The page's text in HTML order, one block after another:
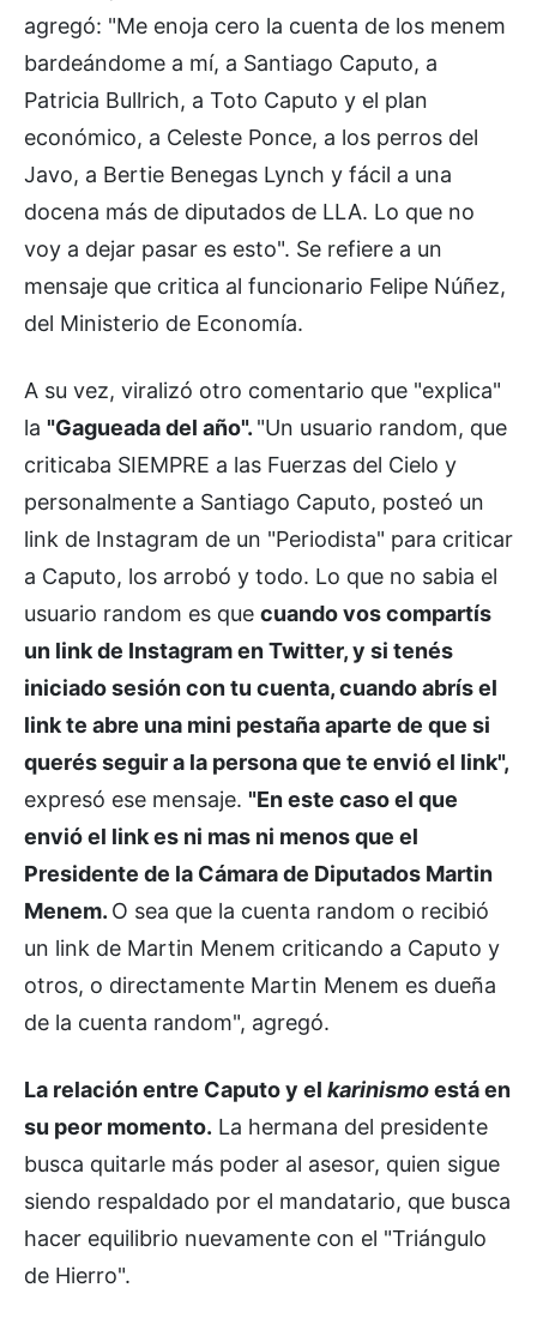
agregó: "Me enoja cero la cuenta de los menem
bardeándome a mí, a Santiago Caputo, a
Patricia Bullrich, a Toto Caputo y el plan
económico, a Celeste Ponce, a los perros del
Javo, a Bertie Benegas Lynch y fácil a una
docena más de diputados de LLA. Lo que no
voy a dejar pasar es esto". Se refiere a un
mensaje que critica al funcionario Felipe Núñez,
del Ministerio de Economía.
A su vez, viralizó otro comentario que "explica"
la "Gagueada del año". "Un usuario random, que
criticaba SIEMPRE a las Fuerzas del Cielo y
personalmente a Santiago Caputo, posteó un
link de Instagram de un "Periodista" para criticar
a Caputo, los arrobó y todo. Lo que no sabia el
usuario random es que cuando vos compartís
un link de Instagram en Twitter, y si tenés
iniciado sesión con tu cuenta, cuando abrís el
link te abre una mini pestaña aparte de que si
querés seguir a la persona que te envió el link",
expresó ese mensaje. "En este caso el que
envió el link es ni mas ni menos que el
Presidente de la Cámara de Diputados Martin
Menem. O sea que la cuenta random o recibió
un link de Martin Menem criticando a Caputo y
otros, o directamente Martin Menem es dueña
de la cuenta random", agregó.
La relación entre Caputo y el karinismoestá en
su peor momento. La hermana del presidente
busca quitarle más poder al asesor, quien sigue
siendo respaldado por el mandatario, que busca
hacer equilibrio nuevamente con el "Triángulo
de Hierro".